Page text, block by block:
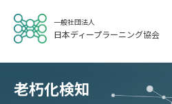
一般社団法人
日本ディープラーニング協会
老朽化検知